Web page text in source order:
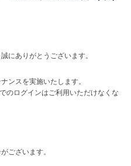
にありがとうございます。
ンスを実施いたします。
のログインはご利用いただけなくな
ございます。